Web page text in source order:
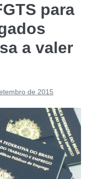
para
a valer
de 2015